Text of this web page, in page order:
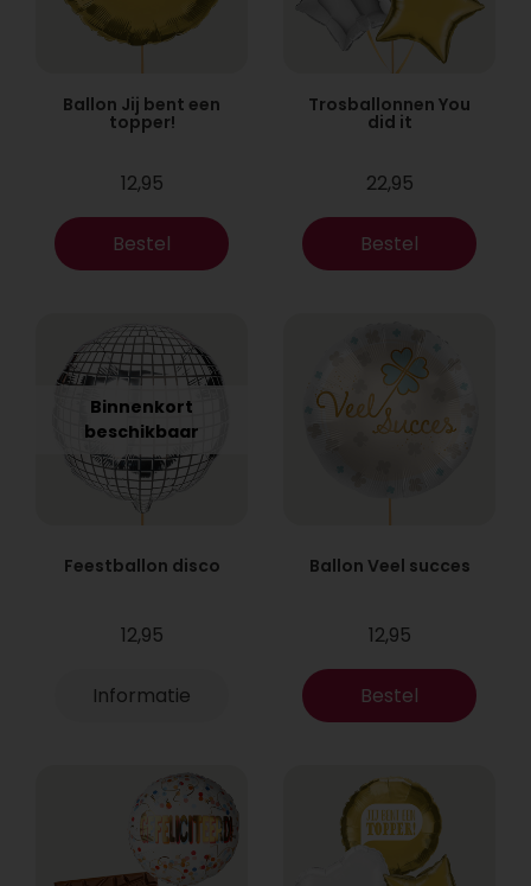
Ballon Jij bent een
topper!
12,95
Bestel
Trosballonnen You
did it
22,95
Bestel
Binnenkort
beschikbaar
Feestballon disco
12,95
Informatie
Ballon Veel succes
12,95
Bestel